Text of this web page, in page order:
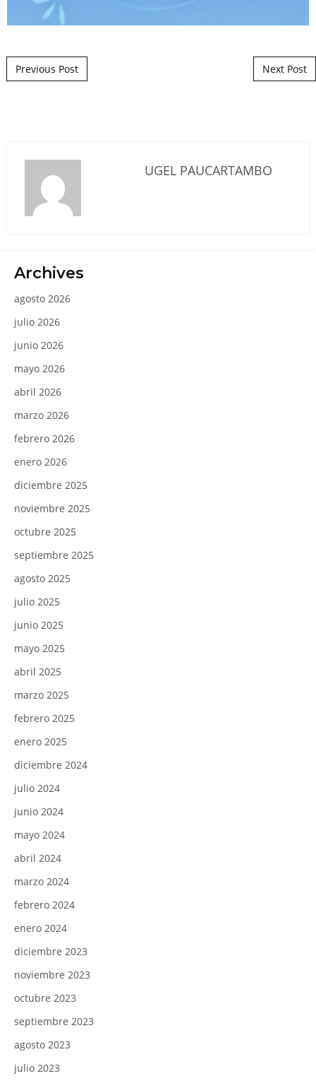
Post navigation
Previous Post Next Post
UGEL PAUCARTAMBO
Archives
agosto 2026
julio 2026
junio 2026
mayo 2026
abril 2026
marzo 2026
febrero 2026
enero 2026
diciembre 2025
noviembre 2025
octubre 2025
septiembre 2025
agosto 2025
julio 2025
junio 2025
mayo 2025
abril 2025
marzo 2025
febrero 2025
enero 2025
diciembre 2024
julio 2024
junio 2024
mayo 2024
abril 2024
marzo 2024
febrero 2024
enero 2024
diciembre 2023
noviembre 2023
octubre 2023
septiembre 2023
agosto 2023
julio 2023